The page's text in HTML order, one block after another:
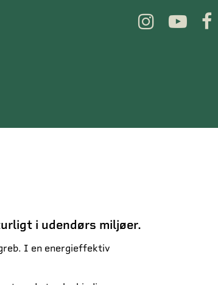
i udendørs miljøer.
I en energieffektiv